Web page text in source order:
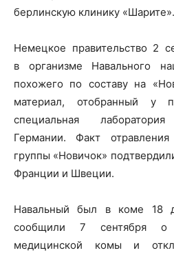
берлинскую клинику «Шарите».
Немецкое правительство 2
в организме Навального
похожего по составу на
материал, отобранный у
специальная
Германии. Факт
группы «Новичок»
Франции и Швеции.
Навальный был в коме 18
сообщили 7 сентября
медицинской комы и